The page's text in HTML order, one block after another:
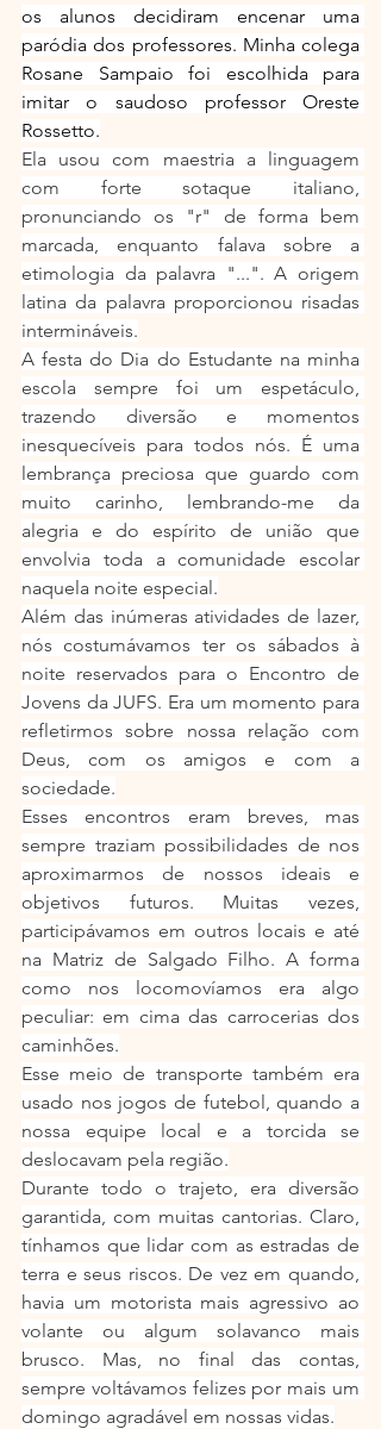
os alunos decidiram encenar uma
paródia dos professores. Minha colega
Rosane Sampaio foi escolhida para
imitar o saudoso professor Oreste
Rossetto.
Ela usou com maestria a linguagem
com forte sotaque italiano,
pronunciando os "r" de forma bem
marcada, enquanto falava sobre a
etimologia da palavra "...". A origem
latina da palavra proporcionou risadas
intermináveis.
A festa do Dia do Estudante na minha
escola sempre foi um espetáculo,
trazendo diversão e momentos
inesquecíveis para todos nós. É uma
lembrança preciosa que guardo com
muito carinho, lembrando-me da
alegria e do espírito de união que
envolvia toda a comunidade escolar
naquela noite especial.
Além das inúmeras atividades de lazer,
nós costumávamos ter os sábados à
noite reservados para o Encontro de
Jovens da JUFS. Era um momento para
refletirmos sobre nossa relação com
Deus, com os amigos e com a
sociedade.
Esses encontros eram breves, mas
sempre traziam possibilidades de nos
aproximarmos de nossos ideais e
objetivos futuros. Muitas vezes,
participávamos em outros locais e até
na Matriz de Salgado Filho. A forma
como nos locomovíamos era algo
peculiar: em cima das carrocerias dos
caminhões.
Esse meio de transporte também era
usado nos jogos de futebol, quando a
nossa equipe local e a torcida se
deslocavam pela região.
Durante todo o trajeto, era diversão
garantida, com muitas cantorias. Claro,
tínhamos que lidar com as estradas de
terra e seus riscos. De vez em quando,
havia um motorista mais agressivo ao
volante ou algum solavanco mais
brusco. Mas, no final das contas,
sempre voltávamos felizes por mais um
domingo agradável em nossas vidas.